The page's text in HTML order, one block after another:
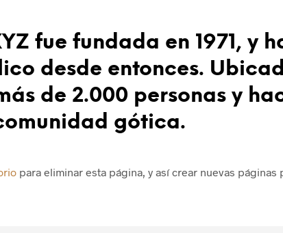
fue fundada en 1971, y
desde entonces.
de 2.000 personas y
gótica.
para eliminar esta página, y así crear nuevas páginas